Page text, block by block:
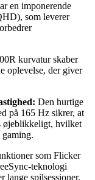
en imponerende
som leverer
kurvatur skaber
oplevelse, der giver
Den hurtige
på 165 Hz sikrer, at
øjeblikkeligt, hvilket
som Flicker
teknologi
lange spilsessioner,